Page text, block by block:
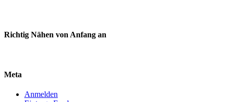
Richtig Nähen von Anfang an
Meta
Anmelden